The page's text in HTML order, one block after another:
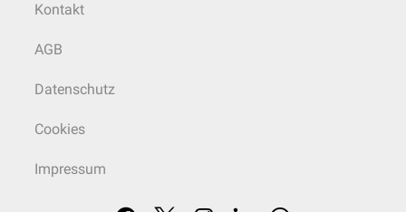
Kontakt
AGB
Datenschutz
Cookies
Impressum